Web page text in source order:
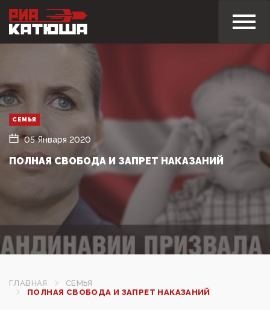
СЕМЬЯ
05 Января 2020
ПОЛНАЯ СВОБОДА И ЗАПРЕТ НАКАЗАНИЙ
ГЛАВНАЯ
СЕМЬЯ
ПОЛНАЯ СВОБОДА И ЗАПРЕТ НАКАЗАНИЙ